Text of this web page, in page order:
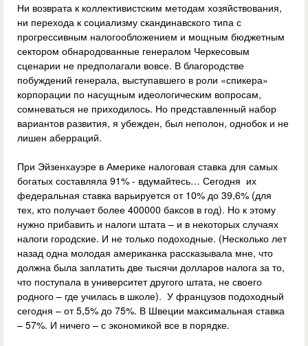
Ни возврата к коллективистским методам хозяйствования,
ни перехода к социализму скандинавского типа с
прогрессивным налогообложением и мощным бюджетным
сектором обнародованные генералом Черкесовым
сценарии не предполагали вовсе. В благородстве
побуждений генерала, выступавшего в роли «спикера»
корпорации по насущным идеологическим вопросам,
сомневаться не приходилось. Но представленный набор
вариантов развития, я убежден, был неполон, однобок и не
лишен аберраций.
При Эйзенхауэре в Америке налоговая ставка для самых
богатых составляла 91% - вдумайтесь… Сегодня их
федеральная ставка варьируется от 10% до 39,6% (для
тех, кто получает более 400000 баксов в год). Но к этому
нужно прибавить и налоги штата – и в некоторых случаях
налоги городские. И не только подоходные. (Несколько лет
назад одна молодая американка рассказывала мне, что
должна была заплатить две тысячи долларов налога за то,
что поступала в университет другого штата, не своего
родного – где училась в школе). У французов подоходный
сегодня – от 5,5% до 75%. В Швеции максимальная ставка
– 57%. И ничего – с экономикой все в порядке.